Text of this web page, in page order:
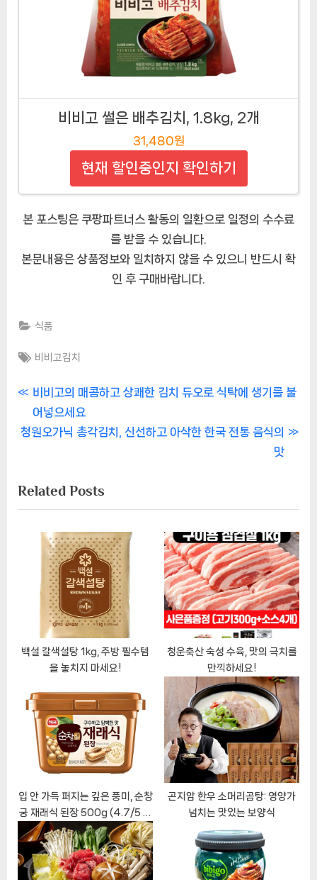
비비고 썰은 배추김치, 1.8kg, 2개
31,480원
현재 할인중인지 확인하기
본 포스팅은 쿠팡파트너스 활동의 일환으로 일정의 수수료
를 받을 수 있습니다.
본문내용은 상품정보와 일치하지 않을 수 있으니 반드시 확
인 후 구매바랍니다.
식품
Tags:
비비고김치
글
내
게
이
P
r
e
o
u
비비고의 매콤하고 상쾌한 김치 듀오로 식탁에 생기를 불
어넣으세요
N
t
P
청원오가닉 총각김치, 신선하고 아삭한 한국 전통 음식의
맛
Related Posts
백설 갈색설탕 1kg, 주방 필수템
을 놓치지 마세요!
청운축산 숙성 수육, 맛의 극치를
만끽하세요!
입 안 가득 퍼지는 깊은 풍미, 순창
궁 재래식 된장 500g (4.7/5 평
점의 비밀)
곤지암 한우 소머리곰탕: 영양가
넘치는 맛있는 보양식